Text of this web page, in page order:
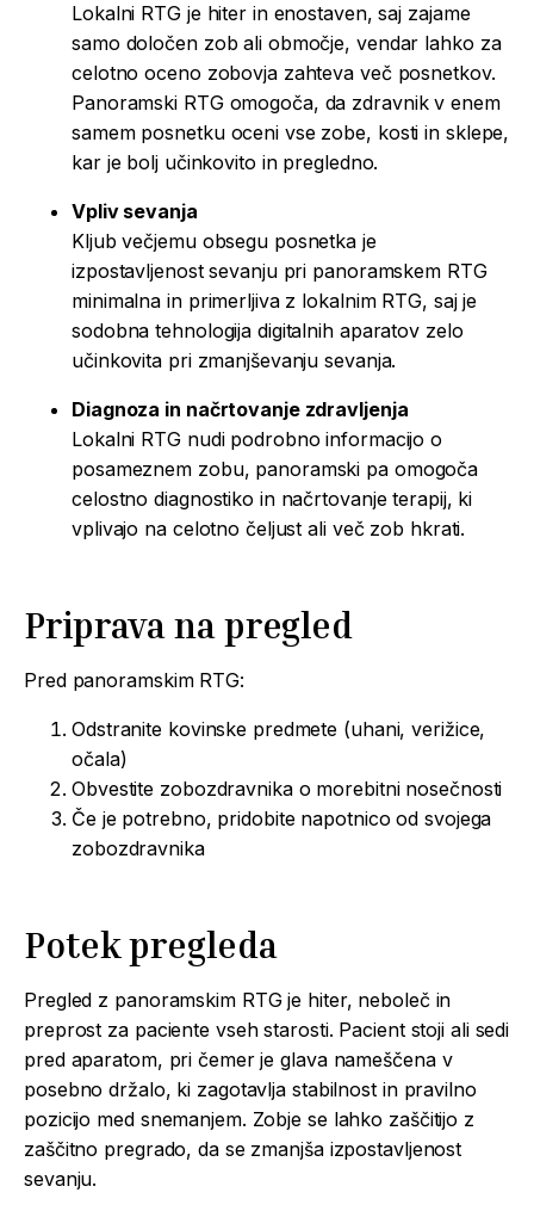
Lokalni RTG je hiter in enostaven, saj zajame
samo določen zob ali območje, vendar lahko za
celotno oceno zobovja zahteva več posnetkov.
Panoramski RTG omogoča, da zdravnik v enem
samem posnetku oceni vse zobe, kosti in sklepe,
kar je bolj učinkovito in pregledno.
Vpliv sevanja
Kljub večjemu obsegu posnetka je
izpostavljenost sevanju pri panoramskem RTG
minimalna in primerljiva z lokalnim RTG, saj je
sodobna tehnologija digitalnih aparatov zelo
učinkovita pri zmanjševanju sevanja.
Diagnoza in načrtovanje zdravljenja
Lokalni RTG nudi podrobno informacijo o
posameznem zobu, panoramski pa omogoča
celostno diagnostiko in načrtovanje terapij, ki
vplivajo na celotno čeljust ali več zob hkrati.
Priprava na pregled
Pred panoramskim RTG:
Odstranite kovinske predmete (uhani, verižice,
očala)
Obvestite zobozdravnika o morebitni nosečnosti
Če je potrebno, pridobite napotnico od svojega
zobozdravnika
Potek pregleda
Pregled z panoramskim RTG je hiter, neboleč in
preprost za paciente vseh starosti. Pacient stoji ali sedi
pred aparatom, pri čemer je glava nameščena v
posebno držalo, ki zagotavlja stabilnost in pravilno
pozicijo med snemanjem. Zobje se lahko zaščitijo z
zaščitno pregrado, da se zmanjša izpostavljenost
sevanju.